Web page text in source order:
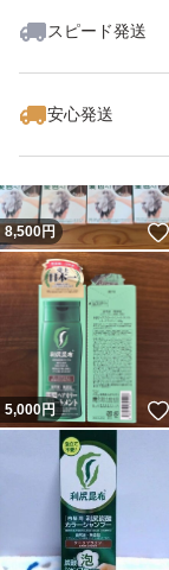
スピード発送
安心発送
8,500円
5,000円